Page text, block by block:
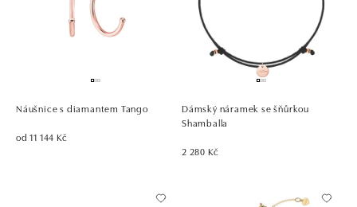
Náušnice s diamantem Tango
od 11 144 Kč
Dámský náramek se šňůrkou
Shamballa
2 280 Kč